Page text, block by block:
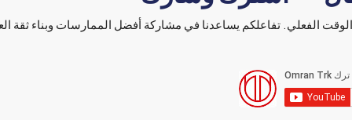
الوقت الفعلي. تفاعلكم يساعدنا في مشاركة أفضل الممارسات وبناء ثقة